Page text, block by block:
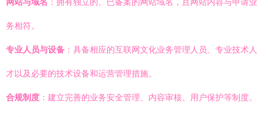
务相符。
专业人员与设备 ：具备相应的互联网文化业务管理人员、专业技术人
才以及必要的技术设备和运营管理措施。
合规制度 ：建立完善的业务安全管理、内容审核、用户保护等制度。